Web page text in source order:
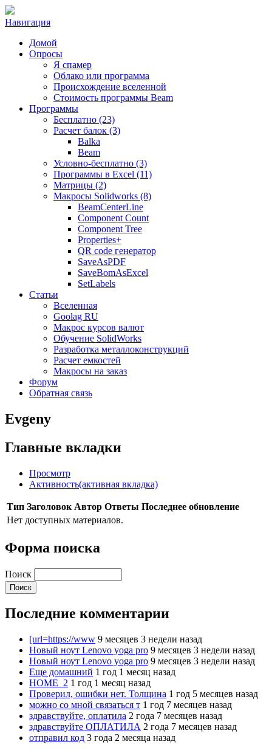
Навигация
Домой
Опросы
Я спамер
Облако или программа
Происхождение вселенной
Стоимость программы Beam
Программы
Бесплатно (23)
Расчет балок (3)
Balka
Beam
Условно-бесплатно (3)
Программы в Excel (11)
Матрицы (2)
Макросы Solidworks (8)
BeamCenterLine
Component Count
Component Tree
Properties+
QR code генератор
SaveAsPDF
SaveBomAsExcel
SetLabels
Статьи
Вселенная
Goolag RU
Макрос курсов валют
Обучение SolidWorks
Разработка металлоконструкций
Расчет емкостей
Макросы на заказ
Форум
Обратная связь
Evgeny
Главные вкладки
Просмотр
Активность(активная вкладка)
Тип Заголовок Автор Ответы Последнее обновление
Нет доступных материалов.
Форма поиска
Поиск
Последние комментарии
[url=https://www 9 месяцев 3 недели назад
Новый ноут Lenovo yoga pro 9 месяцев 3 недели назад
Новый ноут Lenovo yoga pro 9 месяцев 3 недели назад
Еще домашний 1 год 1 месяц назад
HOME_2 1 год 1 месяц назад
Проверил, ошибки нет. Толщина 1 год 5 месяцев назад
можно со мной связаться т 1 год 7 месяцев назад
здравствуйте, оплатила 2 года 7 месяцев назад
здравствуйте ОПЛАТИЛА 2 года 7 месяцев назад
отправил код 3 года 2 месяца назад